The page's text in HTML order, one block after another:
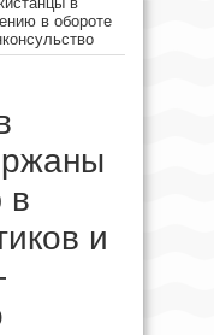
в обороте
в
и